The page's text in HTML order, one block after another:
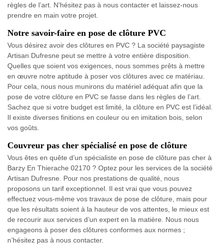
règles de l’art. N’hésitez pas à nous contacter et laissez-nous
prendre en main votre projet.
Notre savoir-faire en pose de clôture PVC
Vous désirez avoir des clôtures en PVC ? La société paysagiste
Artisan Dufresne peut se mettre à votre entière disposition.
Quelles que soient vos exigences, nous sommes prêts à mettre
en œuvre notre aptitude à poser vos clôtures avec ce matériau.
Pour cela, nous nous munirons du matériel adéquat afin que la
pose de votre clôture en PVC se fasse dans les règles de l’art.
Sachez que si votre budget est limité, la clôture en PVC est l’idéal.
Il existe diverses finitions en couleur ou en imitation bois, selon
vos goûts.
Couvreur pas cher spécialisé en pose de clôture
Vous êtes en quête d’un spécialiste en pose de clôture pas cher à
Barzy En Thierache 02170 ? Optez pour les services de la société
Artisan Dufresne. Pour nos prestations de qualité, nous
proposons un tarif exceptionnel. Il est vrai que vous pouvez
effectuez vous-même vos travaux de pose de clôture, mais pour
que les résultats soient à la hauteur de vos attentes, le mieux est
de recourir aux services d’un expert en la matière. Nous nous
engageons à poser des clôtures conformes aux normes ;
n’hésitez pas à nous contacter.